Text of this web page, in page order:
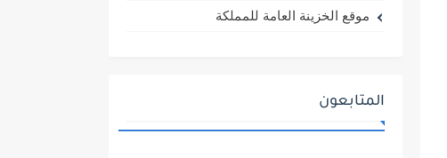
موقع الخزينة العامة للمملكة
المتابعون